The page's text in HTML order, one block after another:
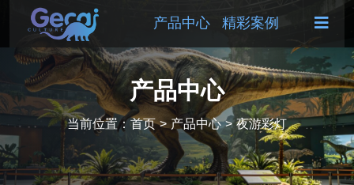
产品中心 精彩案例
产品中心
当前位置：首页 > 产品中心 > 夜游彩灯